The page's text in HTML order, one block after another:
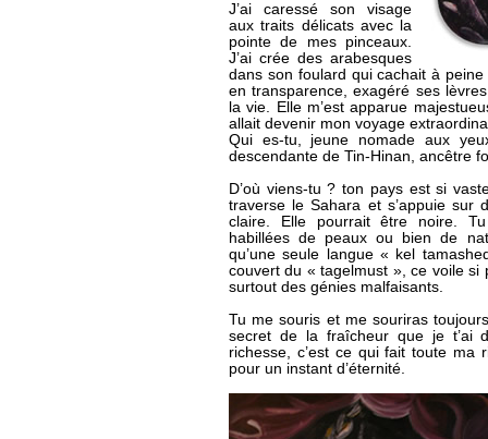
J’ai caressé son visage
aux traits délicats avec la
pointe de mes pinceaux.
J’ai crée des arabesques
dans son foulard qui cachait à
en transparence, exagéré ses
la vie. Elle m’est apparue
allait devenir mon voyage
Qui es-tu, jeune nomade aux
descendante de Tin-Hinan, ancêtre
D’où viens-tu ? ton pays est si
traverse le Sahara et s’appuie sur
claire. Elle pourrait être noire.
habillées de peaux ou bien de
qu’une seule langue « kel
couvert du « tagelmust », ce voile
surtout des génies malfaisants.
Tu me souris et me souriras
secret de la fraîcheur que je t’ai
richesse, c’est ce qui fait toute ma
pour un instant d’éternité.